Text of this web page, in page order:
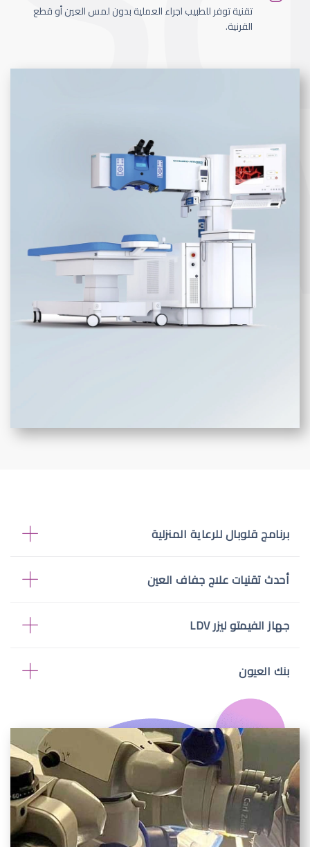
تقنية توفر للطبيب اجراء العملية بدون لمس العين أو قطع
القرنية.
برنامج قلوبال للرعاية المنزلية
أحدث تقنيات علاج جفاف العين
جهاز الفيمتو ليزر LDV
بنك العيون